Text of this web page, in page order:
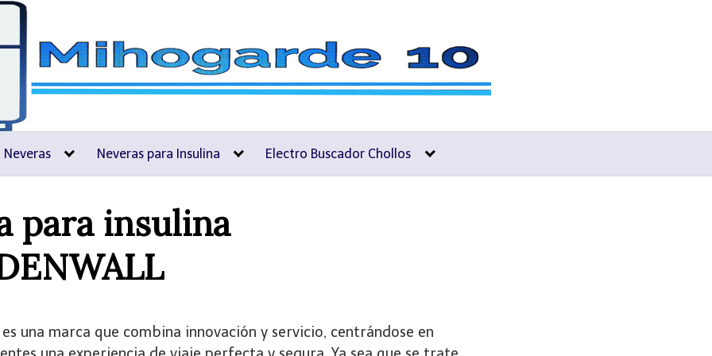
Neveras Neveras para Insulina Electro Buscador Chollos
para insulina
es una marca que combina innovación y servicio, centrándose en